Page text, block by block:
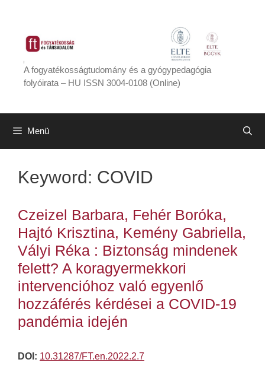
tartalomba
A fogyatékosságtudomány és a gyógypedagógia
folyóirata – HU ISSN 3004-0108 (Online)
Menü
Keyword: COVID
Czeizel Barbara, Fehér Boróka,
Hajtó Krisztina, Kemény Gabriella,
Vályi Réka : Biztonság mindenek
felett? A koragyermekkori
intervencióhoz való egyenlő
hozzáférés kérdései a COVID-19
pandémia idején
DOI: 10.31287/FT.en.2022.2.7